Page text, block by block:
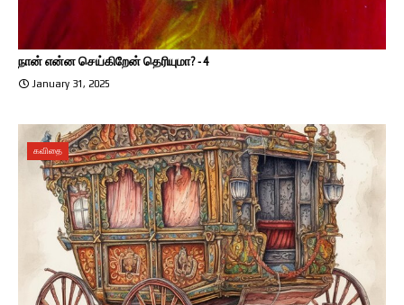
நான் என்ன செய்கிறேன் தெரியுமா? - 4
January 31, 2025
கவிதை